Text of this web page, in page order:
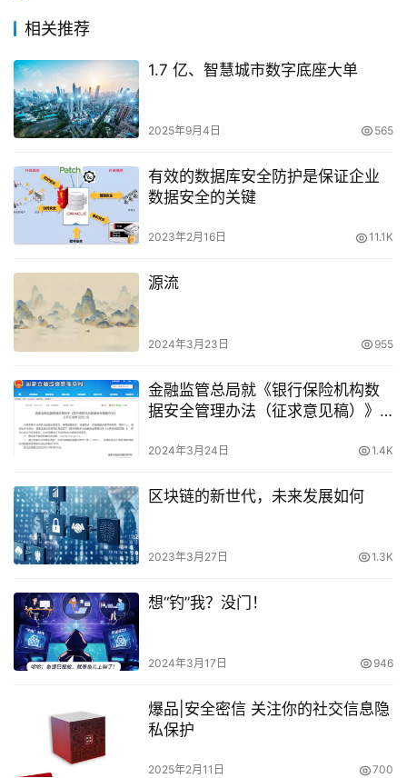
相关推荐
1.7 亿、智慧城市数字底座大单
2025年9月4日 565
有效的数据库安全防护是保证企业
数据安全的关键
2023年2月16日 11.1K
源流
2024年3月23日 955
金融监管总局就《银行保险机构数
据安全管理办法（征求意见稿）》
2024年3月24日 1.4K
区块链的新世代，未来发展如何
2023年3月27日 1.3K
想“钓”我？没门！
2024年3月17日 946
爆品|安全密信 关注你的社交信息隐
私保护
2025年2月11日 700